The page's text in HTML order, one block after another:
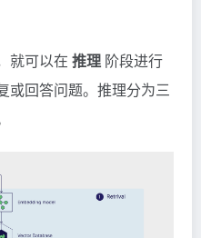
就可以在 推理 阶段进行
或回答问题。推理分为三